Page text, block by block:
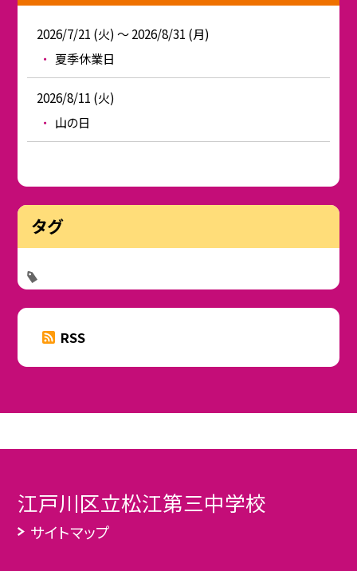
2026/7/21 (火) ～ 2026/8/31 (月)
夏季休業日
2026/8/11 (火)
山の日
タグ
RSS
江戸川区立松江第三中学校
サイトマップ